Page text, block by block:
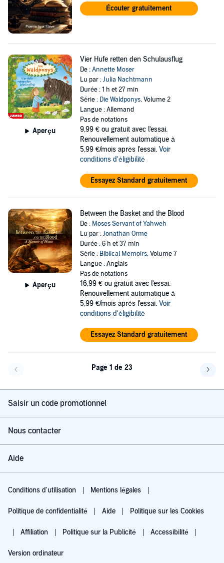
Écouter gratuitement
Aperçu
Vier Hufe retten den Schulausflug
De :Annette Moser
Lu par :Julia Nachtmann
Durée : 1 h et 27 min
Série : Die Waldponys, Volume 2
Langue : Allemand
Pas de notations
9,99 € ou gratuit avec l'essai.
Renouvellement automatique à
5,99 €/mois après l'essai. Voir
conditions d'éligibilité
Essayez Standard gratuitement
Aperçu
Between the Basket and the Blood
De : Moses Servant of Yahweh
Lu par :Jonathan Orme
Durée : 6 h et 37 min
Série : Biblical Memoirs, Volume 7
Langue : Anglais
Pas de notations
16,99 € ou gratuit avec l'essai.
Renouvellement automatique à
5,99 €/mois après l'essai. Voir
conditions d'éligibilité
Essayez Standard gratuitement
Page 1 de 23
Saisir un code promotionnel
Nous contacter
Aide
Conditions d'utilisation Mentions légales
Politique de confidentialité Aide Politique sur les Cookies
Affiliation Politique sur la Publicité Accessibilité
Version ordinateur